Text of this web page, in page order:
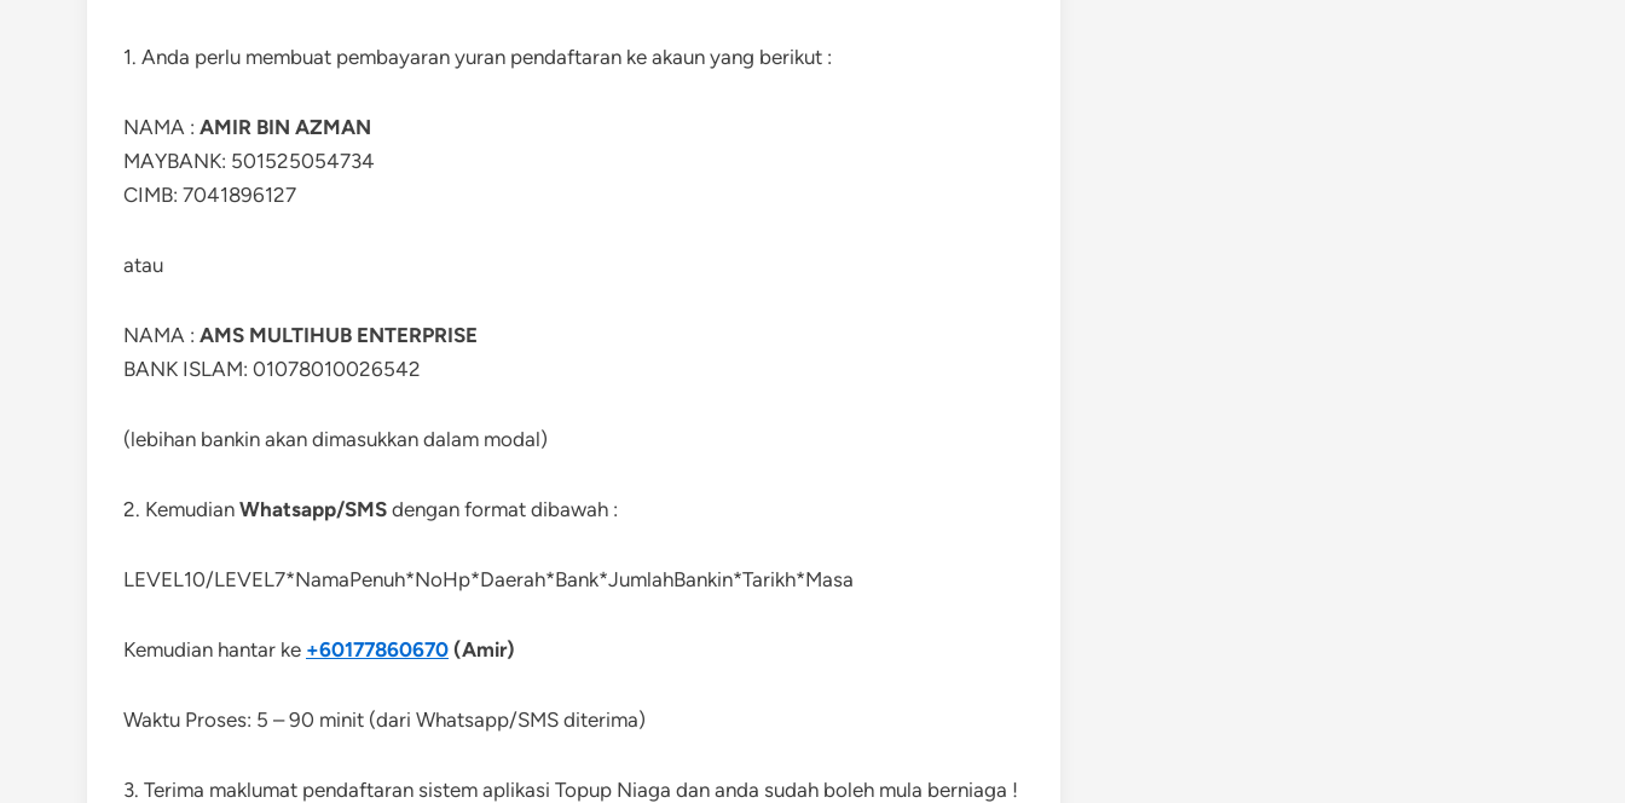
1. Anda perlu membuat pembayaran yuran pendaftaran ke akaun yang berikut :
NAMA : AMIR BIN AZMAN
MAYBANK: 501525054734
CIMB: 7041896127
atau
NAMA : AMS MULTIHUB ENTERPRISE
BANK ISLAM: 01078010026542
(lebihan bankin akan dimasukkan dalam modal)
2. Kemudian Whatsapp/SMS dengan format dibawah :
LEVEL10/LEVEL7*NamaPenuh*NoHp*Daerah*Bank*JumlahBankin*Tarikh*Masa
Kemudian hantar ke +60177860670 (Amir)
Waktu Proses: 5 – 90 minit (dari Whatsapp/SMS diterima)
3. Terima maklumat pendaftaran sistem aplikasi Topup Niaga dan anda sudah boleh mula berniaga !